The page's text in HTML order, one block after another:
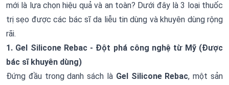
mới là lựa chọn hiệu quả và an toàn? Dưới đây là 3 loại thuốc
trị sẹo được các bác sĩ da liễu tin dùng và khuyên dùng rộng
rãi.
1. Gel Silicone Rebac - Đột phá công nghệ từ Mỹ (Được
bác sĩ khuyên dùng)
Đứng đầu trong danh sách là Gel Silicone Rebac, một sản